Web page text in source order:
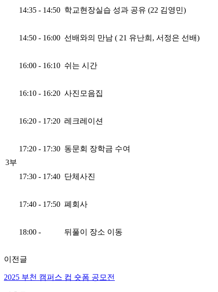
14:35 - 14:50 학교현장실습 성과 공유 (22 김영민)
14:50 - 16:00 선배와의 만남 ( 21 유난희, 서정은 선배)
16:00 - 16:10 쉬는 시간
3부
16:10 - 16:20 사진모음집
16:20 - 17:20 레크레이션
17:20 - 17:30 동문회 장학금 수여
17:30 - 17:40 단체사진
17:40 - 17:50 폐회사
18:00 - 뒤풀이 장소 이동
이전글
2025 부천 캠퍼스 컵 숏폼 공모전